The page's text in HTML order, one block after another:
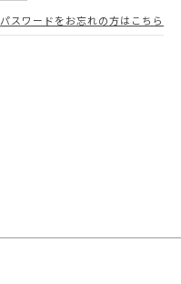
パスワードをお忘れの方はこちら